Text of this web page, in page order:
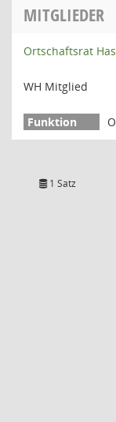
MITGLIEDER
Ortschaftsrat
WH Mitglied
1 Satz